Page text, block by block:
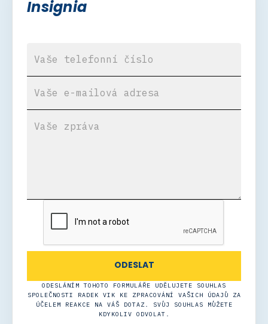
Insignia
ODESLÁNÍM TOHOTO FORMULÁŘE UDĚLUJETE SOUHLAS
SPOLEČNOSTI RADEK VIK KE ZPRACOVÁNÍ VAŠICH ÚDAJŮ ZA
ÚČELEM REAKCE NA VÁŠ DOTAZ. SVŮJ SOUHLAS MŮŽETE
KDYKOLIV ODVOLAT.